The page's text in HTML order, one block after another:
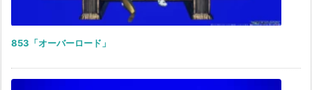
853「オーバーロード」